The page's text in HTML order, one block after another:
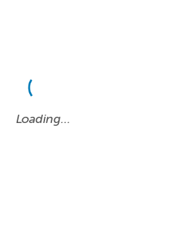
Loading…